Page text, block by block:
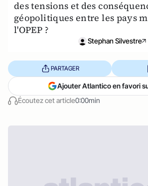
des tensions et des
géopolitiques entre les pays
l'OPEP ?
Stephan Silvestre
Écoutez cet article0:00min
PARTAGER
Ajouter Atlantico en favori